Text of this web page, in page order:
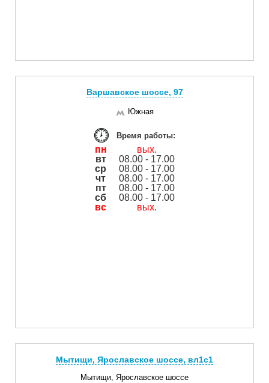
Варшавское шоссе, 97
Южная
Время работы:
пн
вых.
вт
08.00 - 17.00
ср
08.00 - 17.00
чт
08.00 - 17.00
пт
08.00 - 17.00
сб
08.00 - 17.00
вс
вых.
Мытищи, Ярославское шоссе, вл1с1
Мытищи, Ярославское шоссе